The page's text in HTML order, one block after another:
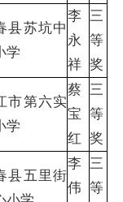
县苏坑中
学
李
永
祥
三
等
奖
市第六实
学
蔡
宝
红
三
等
奖
县五里街
李
伟
三
等